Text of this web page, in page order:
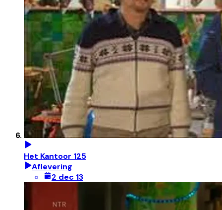
Het Kantoor 125
Aflevering
2 dec 13